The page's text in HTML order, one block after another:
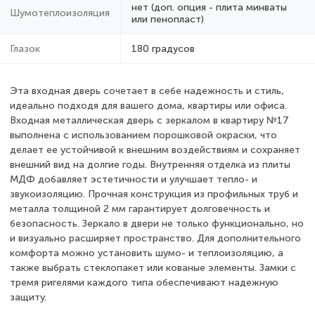
Шумотеплоизоляция
нет (доп. опция - плита минваты
или пенопласт)
Глазок 180 градусов
Эта входная дверь сочетает в себе надежность и стиль,
идеально подходя для вашего дома, квартиры или офиса.
Входная металлическая дверь с зеркалом в квартиру №17
выполнена с использованием порошковой окраски, что
делает ее устойчивой к внешним воздействиям и сохраняет
внешний вид на долгие годы. Внутренняя отделка из плиты
МДФ добавляет эстетичности и улучшает тепло- и
звукоизоляцию. Прочная конструкция из профильных труб и
металла толщиной 2 мм гарантирует долговечность и
безопасность. Зеркало в двери не только функционально, но
и визуально расширяет пространство. Для дополнительного
комфорта можно установить шумо- и теплоизоляцию, а
также выбрать стеклопакет или кованые элементы. Замки с
тремя ригелями каждого типа обеспечивают надежную
защиту.